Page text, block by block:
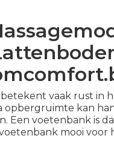
vaak rust in
opbergruimte kan
Een voetenbank is
mooi voor